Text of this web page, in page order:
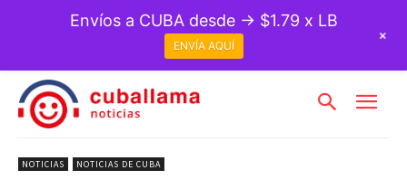
NOTICIAS NOTICIAS DE CUBA
Envíos a CUBA desde → $1.79 x LB
ENVÍA AQUÍ
+